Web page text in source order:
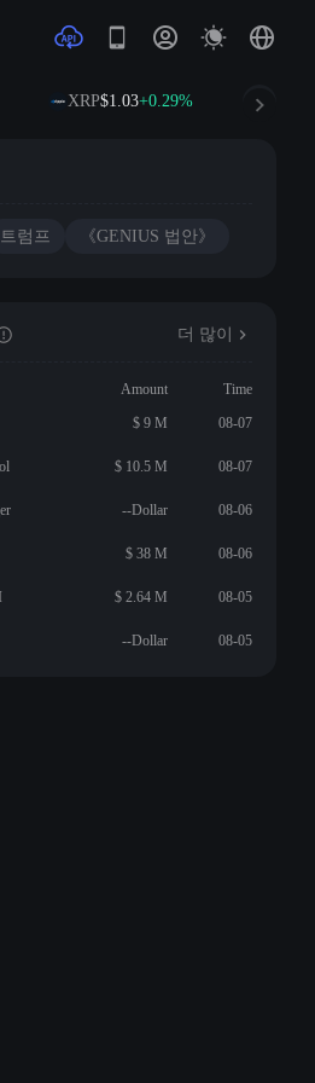
XRP$1.03+0.29%
트럼프 《GENIUS 법안》
더 많이
Amount
Time
$ 9 M 08-07
$ 10.5 M 08-07
--Dollar 08-06
$ 38 M 08-06
$ 2.64 M 08-05
--Dollar 08-05